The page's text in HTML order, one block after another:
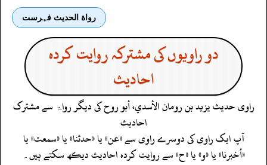
رواة الحديث فہرست
دو راویوں کی مشترکہ روایت کردہ
احادیث
راوی حدیثيزيد بن رومان الأسدي، أبو روحکی دیگر رواۃ سے مشترک
احادیث
آپ ایک راوی کی دوسرے راوی سے «عن» یا «حدثنا» یا «سمعت» یا
«أخبرنا» یا «و» یا «ح» سے روایت کردہ احادیث دیکھ سکتے ہیں۔